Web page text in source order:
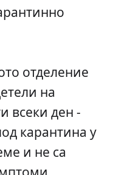
отделение
на
всеки ден -
карантина у
и не са